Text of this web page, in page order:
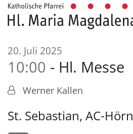
Zum Inhalt springen
20. Juli 2025
10:00 Hl. Messe
Werner Kallen
St. Sebastian, AC-Hörn